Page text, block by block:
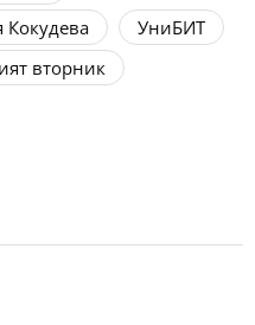
Кокудева
УниБИТ
вторник